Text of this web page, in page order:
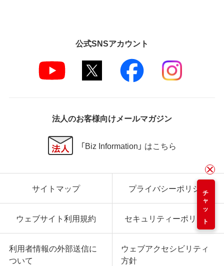
チャット
公式SNSアカウント
法人のお客様向けメールマガジン
「Biz Information」 はこちら
サイトマップ プライバシーポリシー
ウェブサイト利用規約 セキュリティーポリシー
利用者情報の外部送信に
ついて
ウェブアクセシビリティ
方針